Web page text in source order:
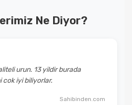
Ne Diyor?
urun. 13 yildir burada
cok iyi biliyorlar.
Sahibinden.com